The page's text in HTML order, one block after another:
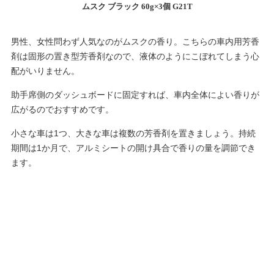
ムスク ブラック 60g×3個 G21T
男性、女性問わず人気なのがムスクの香り。こちらの車内用芳香
剤は固形の置き型芳香剤なので、液体のようにこぼれてしまう心
配がいりません。
助手席側のダッシュボードに固定すれば、車内全体によい香りが
広がるのでおすすめです。
小さな車は1つ、大きな車は複数の芳香剤を置きましょう。持続
期間は1か月で、アルミシートの開け具合で香りの量を調節でき
ます。